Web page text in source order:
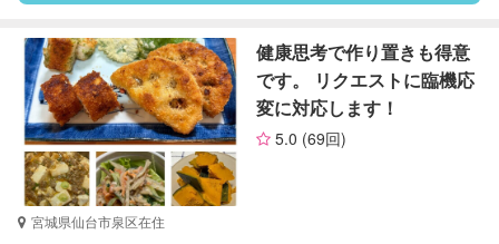
特徴 料金 レビュー
サポートの特徴
資格 なし
対応可能/特徴
ゴミの分別/ゴミ出し
健康思考で作り置きも得意
です。 リクエストに臨機応
変に対応します！
5.0 (69回)
宮城県仙台市泉区在住